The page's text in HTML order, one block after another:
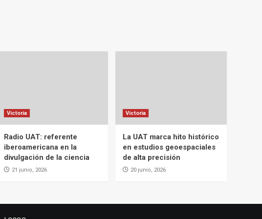
Victoria
Radio UAT: referente
iberoamericana en la
divulgación de la ciencia
21 junio, 2026
Victoria
La UAT marca hito histórico
en estudios geoespaciales
de alta precisión
20 junio, 2026